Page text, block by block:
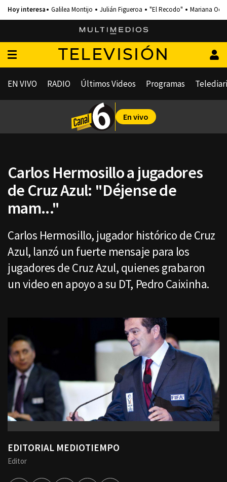
Galilea Montijo Julián Figueroa "El Recodo" Mariana
TELEVISIÓN
EN VIVO RADIO Últimos Videos Programas
En vivo
Carlos Hermosillo a jugadores
de Cruz Azul: "Déjense de
mam..."
Carlos Hermosillo, jugador histórico de Cruz
Azul, lanzó un fuerte mensaje para los
jugadores de Cruz Azul, quienes grabaron
un video en apoyo a su DT, Pedro Caixinha.
EDITORIAL MEDIOTIEMPO
Editor